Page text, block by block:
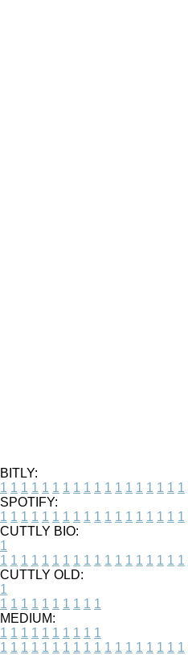
BITLY:
1 1 1 1 1 1 1 1 1 1 1 1 1 1 1 1 1 1
SPOTIFY:
1 1 1 1 1 1 1 1 1 1 1 1 1 1 1 1 1 1
CUTTLY BIO:
1
1 1 1 1 1 1 1 1 1 1 1 1 1 1 1 1 1 1
CUTTLY OLD:
1
1 1 1 1 1 1 1 1 1 1
MEDIUM:
1 1 1 1 1 1 1 1 1 1
1 1 1 1 1 1 1 1 1 1 1 1 1 1 1 1 1 1